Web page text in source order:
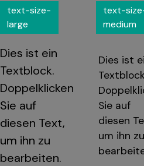
text-size-
large
Dies ist ein
Textblock.
Doppelklicken
Sie auf
diesen Text,
um ihn zu
bearbeiten.
text-
medium
Dies ist
Sie auf
diesen
um ihn zu